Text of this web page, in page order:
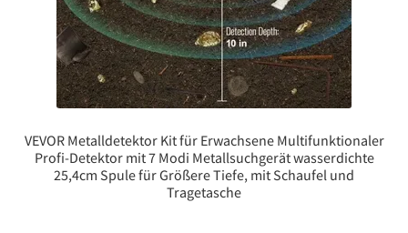
VEVOR Metalldetektor Kit für Erwachsene Multifunktionaler
Profi-Detektor mit 7 Modi Metallsuchgerät wasserdichte
25,4cm Spule für Größere Tiefe, mit Schaufel und
Tragetasche